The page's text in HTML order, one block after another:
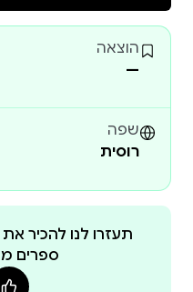
задуматься и,
жизнь иначе — эта
הוצאה
—
שפה
רוסית
תעזרו לנו להכיר
ספרים